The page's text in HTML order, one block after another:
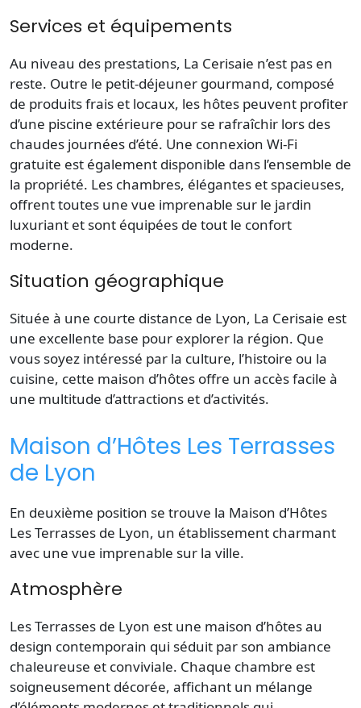
Services et équipements
Au niveau des prestations, La Cerisaie n’est pas en
reste. Outre le petit-déjeuner gourmand, composé
de produits frais et locaux, les hôtes peuvent profiter
d’une piscine extérieure pour se rafraîchir lors des
chaudes journées d’été. Une connexion Wi-Fi
gratuite est également disponible dans l’ensemble de
la propriété. Les chambres, élégantes et spacieuses,
offrent toutes une vue imprenable sur le jardin
luxuriant et sont équipées de tout le confort
moderne.
Situation géographique
Située à une courte distance de Lyon, La Cerisaie est
une excellente base pour explorer la région. Que
vous soyez intéressé par la culture, l’histoire ou la
cuisine, cette maison d’hôtes offre un accès facile à
une multitude d’attractions et d’activités.
Maison d’Hôtes Les Terrasses
de Lyon
En deuxième position se trouve la Maison d’Hôtes
Les Terrasses de Lyon, un établissement charmant
avec une vue imprenable sur la ville.
Atmosphère
Les Terrasses de Lyon est une maison d’hôtes au
design contemporain qui séduit par son ambiance
chaleureuse et conviviale. Chaque chambre est
soigneusement décorée, affichant un mélange